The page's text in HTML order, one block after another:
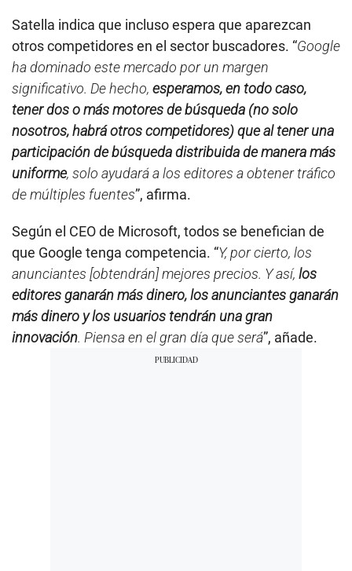
Satella indica que incluso espera que aparezcan
otros competidores en el sector buscadores. “Google
ha dominado este mercado por un margen
significativo. De hecho, esperamos, en todo caso,
tener dos o más motores de búsqueda (no solo
nosotros, habrá otros competidores) que al tener una
participación de búsqueda distribuida de manera más
uniforme, solo ayudará a los editores a obtener tráfico
de múltiples fuentes”, afirma.
Según el CEO de Microsoft, todos se benefician de
que Google tenga competencia. “Y, por cierto, los
anunciantes [obtendrán] mejores precios. Y así, los
editores ganarán más dinero, los anunciantes ganarán
más dinero y los usuarios tendrán una gran
innovación. Piensa en el gran día que será”, añade.